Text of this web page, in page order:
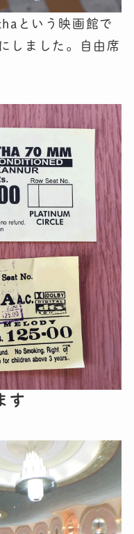
という映画館で
しました。自由席
す